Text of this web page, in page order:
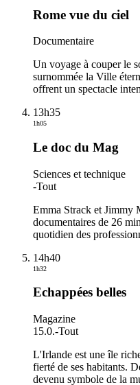
Rome vue du ciel
Documentaire
Un voyage à couper le
surnommée la Ville
offrent un spectacle
13h35
1h05
Le doc du Mag
Sciences et technique
-Tout
Emma Strack et Jimmy
documentaires de 26
quotidien des
14h40
1h32
Echappées belles
Magazine
15.0.-Tout
L'Irlande est une île
fierté de ses habitants.
devenu symbole de la